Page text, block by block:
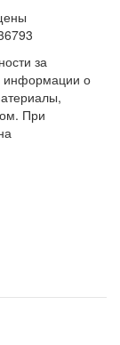
за
информации о
При